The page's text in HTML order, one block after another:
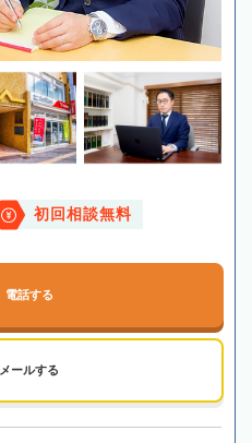
初回相談無料
電話する
メールする